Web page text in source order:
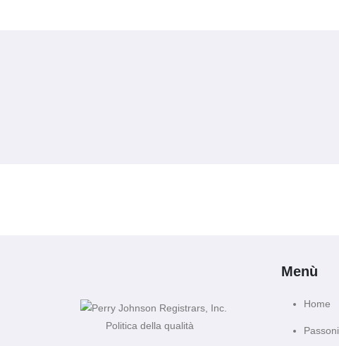
Politica della qualità
Menù
Home
Passoni